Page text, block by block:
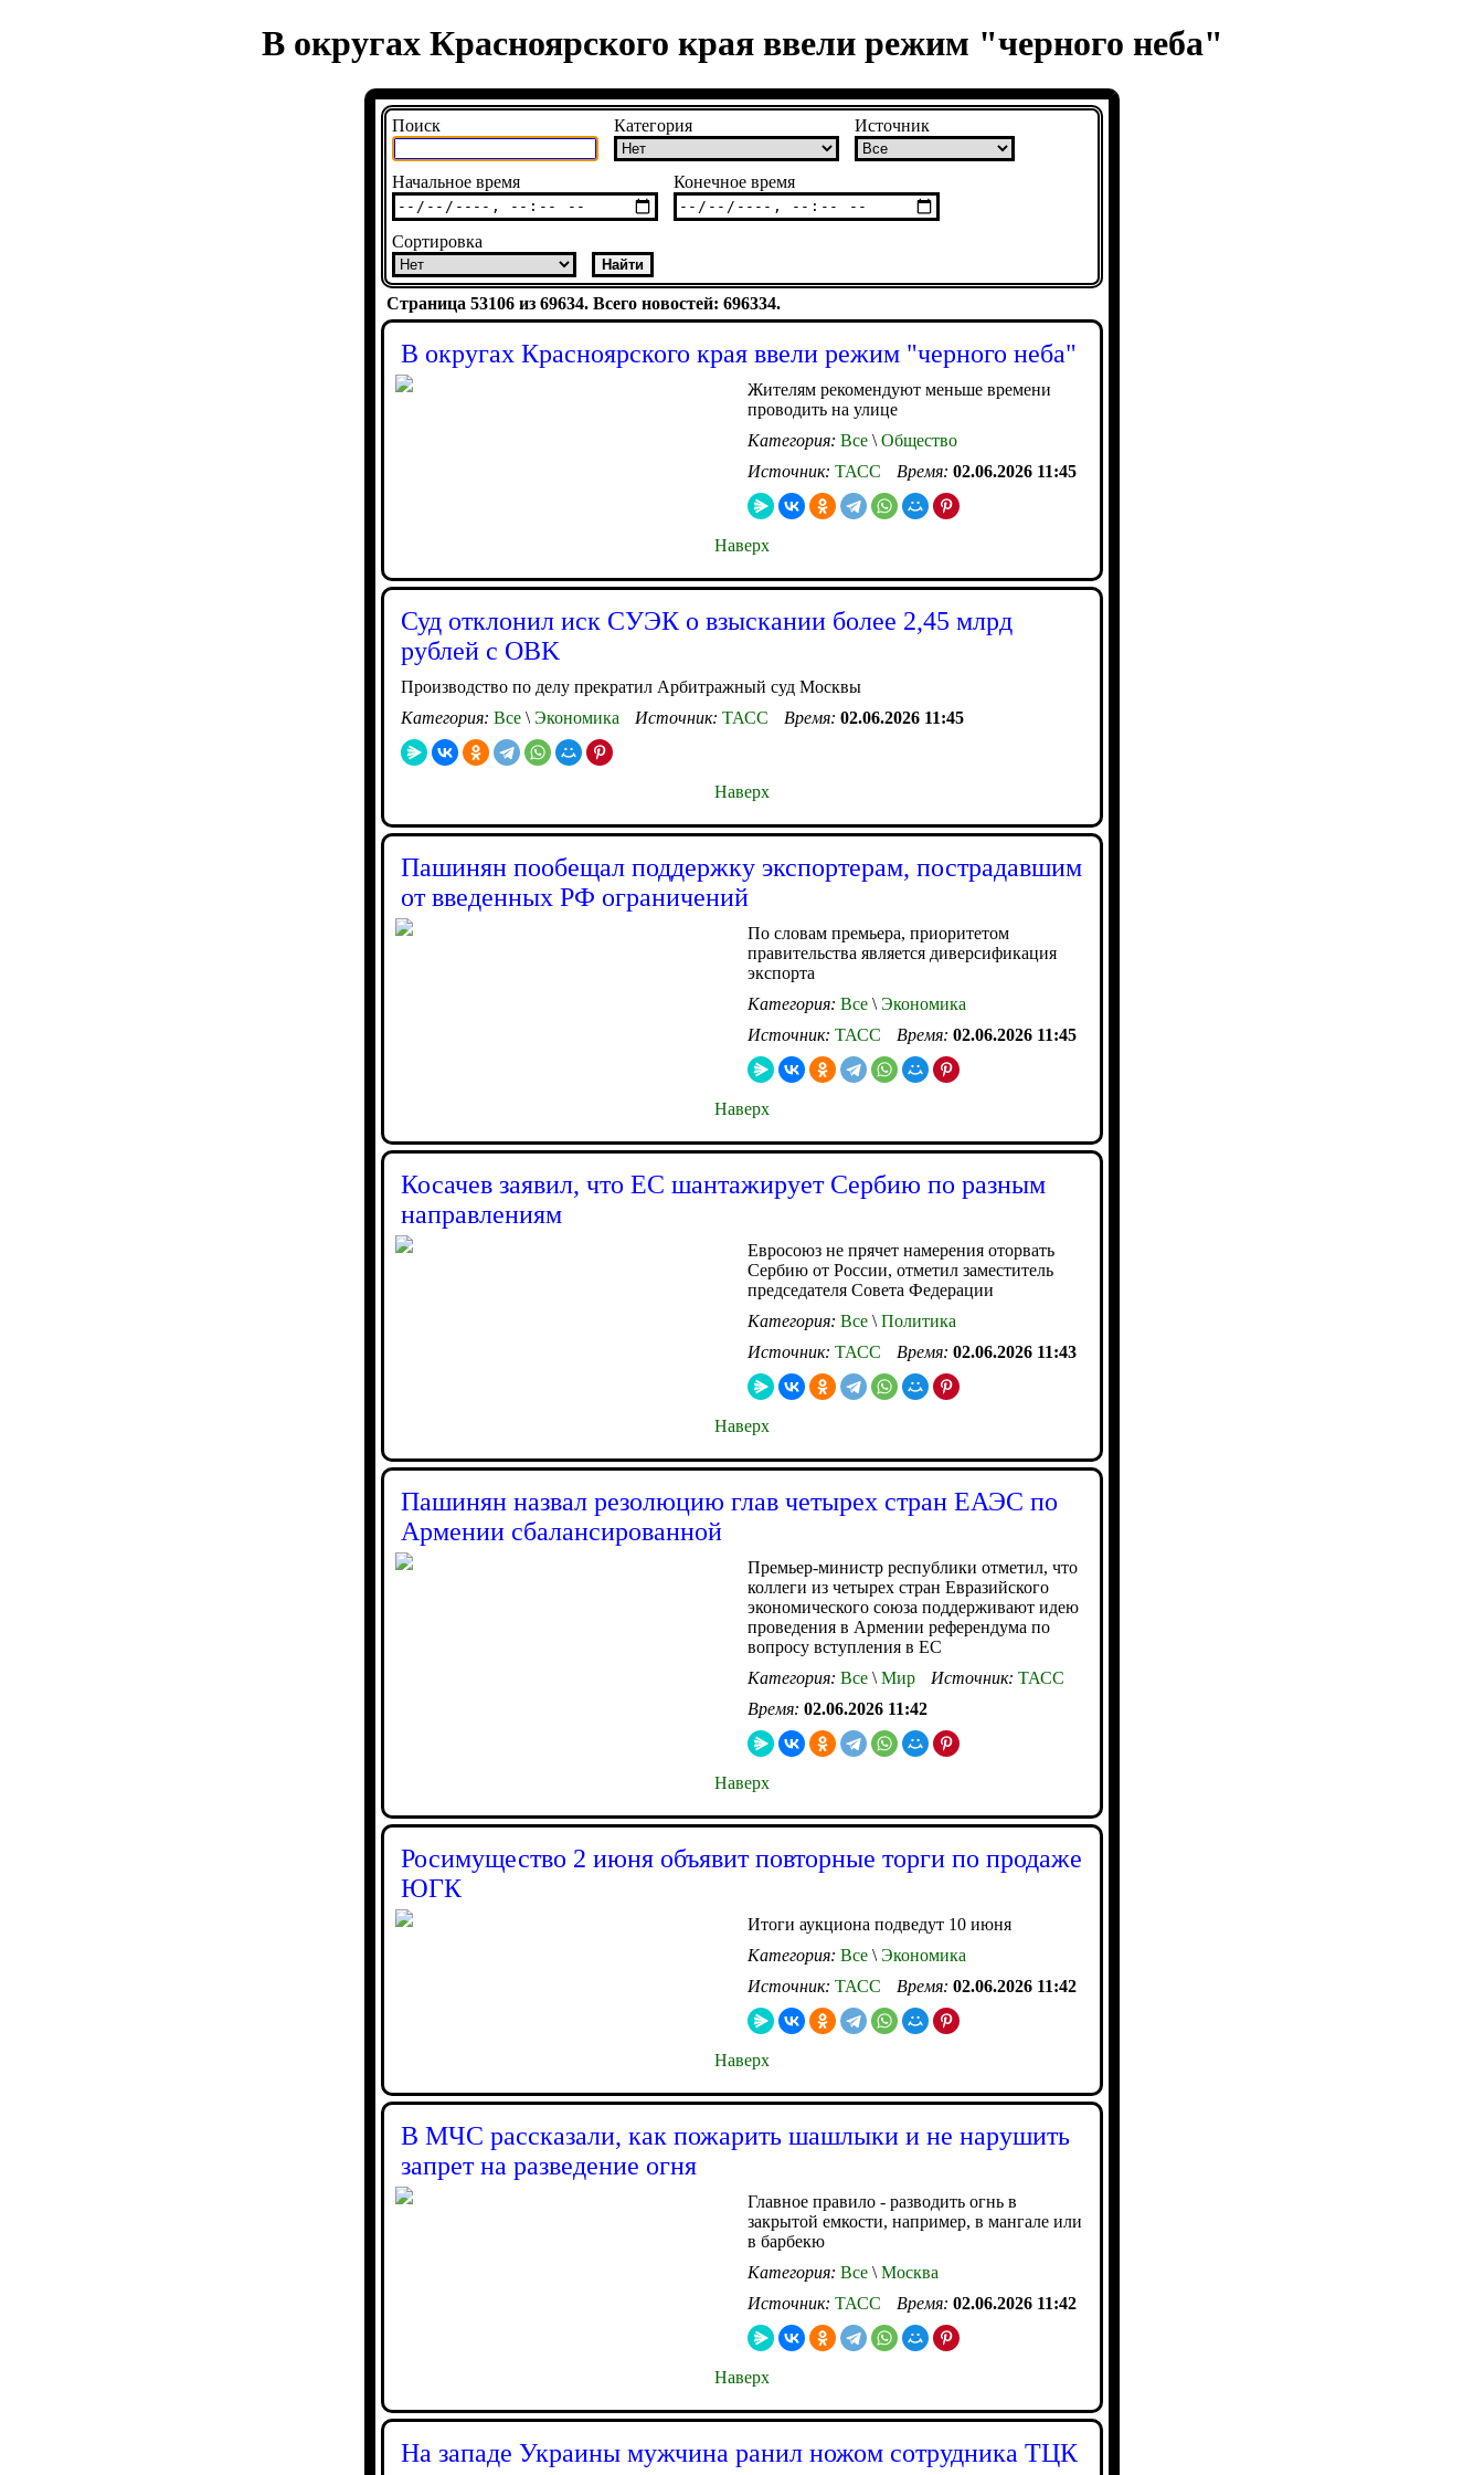
В округах Красноярского края ввели режим "черного неба"
Поиск Категория Источник
Начальное время Конечное время
Сортировка
Страница 53106 из 69634. Всего новостей: 696334.
В округах Красноярского края ввели режим "черного неба"
Жителям рекомендуют меньше времени
проводить на улице
Категория: Все \ Общество
Источник: ТАСС Время: 02.06.2026 11:45
Наверх
Суд отклонил иск СУЭК о взыскании более 2,45 млрд
рублей с OBK
Производство по делу прекратил Арбитражный суд Москвы
Категория: Все \ Экономика Источник: ТАСС Время: 02.06.2026 11:45
Наверх
Пашинян пообещал поддержку экспортерам, пострадавшим
от введенных РФ ограничений
По словам премьера, приоритетом
правительства является диверсификация
экспорта
Категория: Все \ Экономика
Источник: ТАСС Время: 02.06.2026 11:45
Наверх
Косачев заявил, что ЕС шантажирует Сербию по разным
направлениям
Евросоюз не прячет намерения оторвать
Сербию от России, отметил заместитель
председателя Совета Федерации
Категория: Все \ Политика
Источник: ТАСС Время: 02.06.2026 11:43
Наверх
Пашинян назвал резолюцию глав четырех стран ЕАЭС по
Армении сбалансированной
Премьер-министр республики отметил, что
коллеги из четырех стран Евразийского
экономического союза поддерживают идею
проведения в Армении референдума по
вопросу вступления в ЕС
Категория: Все \ Мир Источник: ТАСС
Время: 02.06.2026 11:42
Наверх
Росимущество 2 июня объявит повторные торги по продаже
ЮГК
Итоги аукциона подведут 10 июня
Категория: Все \ Экономика
Источник: ТАСС Время: 02.06.2026 11:42
Наверх
В МЧС рассказали, как пожарить шашлыки и не нарушить
запрет на разведение огня
Главное правило - разводить огнь в
закрытой емкости, например, в мангале или
в барбекю
Категория: Все \ Москва
Источник: ТАСС Время: 02.06.2026 11:42
Наверх
На западе Украины мужчина ранил ножом сотрудника ТЦК